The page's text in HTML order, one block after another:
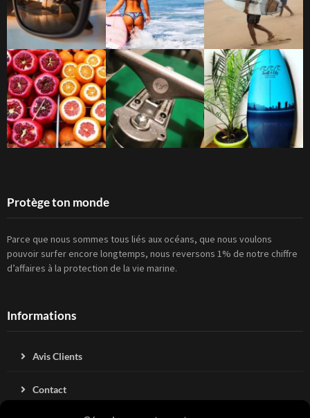
Protège ton monde
Parce que nous sommes tous liés aux océans, que nous voulons
pouvoir surfer encore longtemps, nous reversons 1% de notre chiffre
d’affaires à la protection de la vie marine.
Informations
Avis Clients
Contact